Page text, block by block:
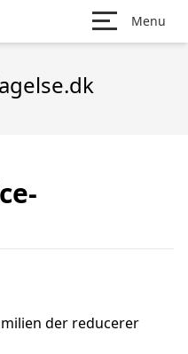
Menu
der reducerer